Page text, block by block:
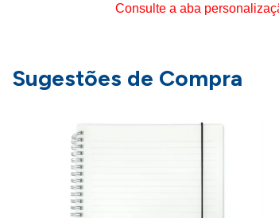
Consulte a aba
Sugestões de Compra